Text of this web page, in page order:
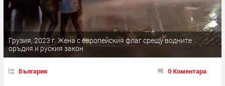
Грузия, 2023 г. Жена с европейския флаг срещу водните
оръдия и руския закон
България 0 Коментара